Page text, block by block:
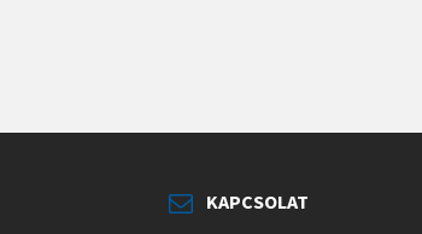
KAPCSOLAT